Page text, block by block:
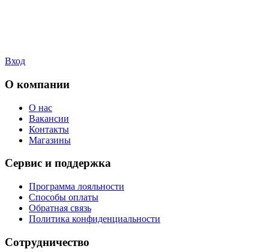
Вход
О компании
О нас
Вакансии
Контакты
Магазины
Сервис и поддержка
Программа лояльности
Способы оплаты
Обратная связь
Политика конфиденциальности
Сотрудничество